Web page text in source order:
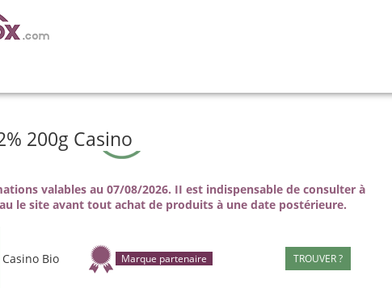
200g Casino
valables au 07/08/2026. II est indispensable de consulter à
le site avant tout achat de produits à une date postérieure.
Casino Bio TROUVER ?
Marque partenaire